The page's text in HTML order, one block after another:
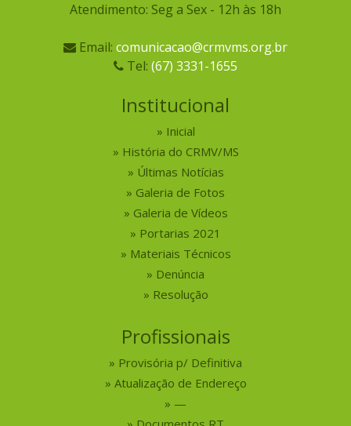
Atendimento: Seg a Sex - 12h às 18h
Email: comunicacao@crmvms.org.br
Tel: (67) 3331-1655
Institucional
Inicial
História do CRMV/MS
Últimas Notícias
Galeria de Fotos
Galeria de Vídeos
Portarias 2021
Materiais Técnicos
Denúncia
Resolução
Profissionais
Provisória p/ Definitiva
Atualização de Endereço
—